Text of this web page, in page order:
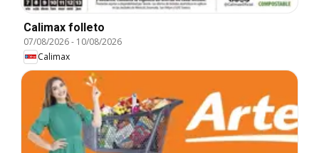
Calimax folleto
07/08/2026- 10/08/2026
Calimax